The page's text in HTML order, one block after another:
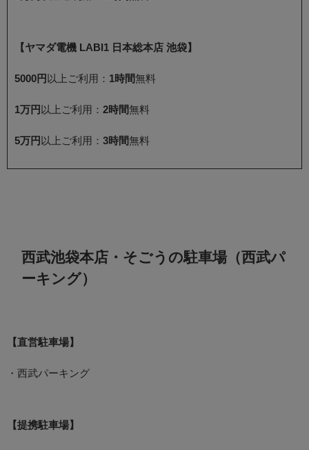
【ヤマダ電機 LABI1 日本総本店 池袋】
5000円 以上ご利用： 1時間無料
1万円 以上ご利用： 2時間無料
5万円 以上ご利用： 3時間無料
西武池袋本店・そごうの駐車場（西武パ
ーキング）
【直営駐車場】
・西武パーキング
【提携駐車場】